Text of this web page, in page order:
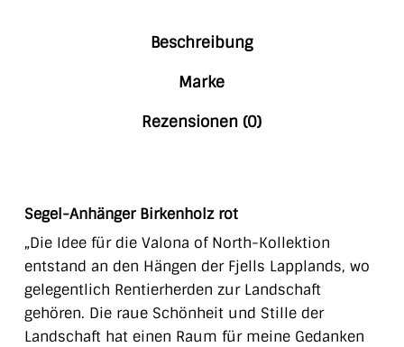
Beschreibung
Marke
Rezensionen (0)
Segel-Anhänger Birkenholz rot
„Die Idee für die Valona of North-Kollektion
entstand an den Hängen der Fjells Lapplands, wo
gelegentlich Rentierherden zur Landschaft
gehören. Die raue Schönheit und Stille der
Landschaft hat einen Raum für meine Gedanken